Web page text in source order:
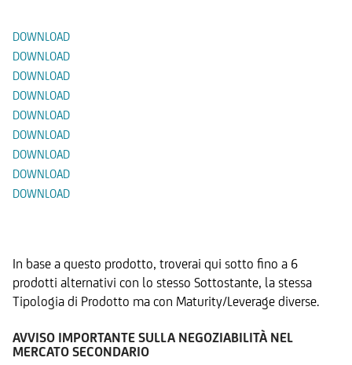
DOWNLOAD
DOWNLOAD
DOWNLOAD
DOWNLOAD
DOWNLOAD
DOWNLOAD
DOWNLOAD
DOWNLOAD
DOWNLOAD
In base a questo prodotto, troverai qui sotto fino a 6
prodotti alternativi con lo stesso Sottostante, la stessa
Tipologia di Prodotto ma con Maturity/Leverage diverse.
AVVISO IMPORTANTE SULLA NEGOZIABILITÀ NEL
MERCATO SECONDARIO